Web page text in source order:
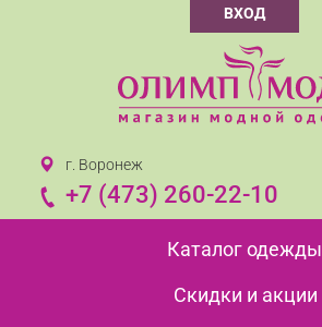
ВХОД
г. Воронеж
+7 (473) 260-22-10
Каталог одежды
Скидки и акции